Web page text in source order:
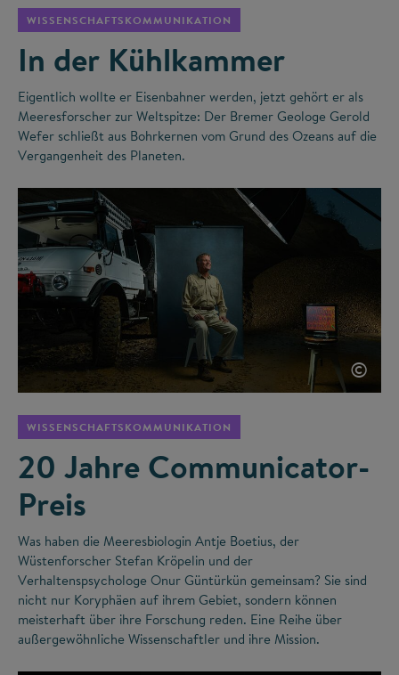
WISSENSCHAFTSKOMMUNIKATION
In der Kühlkammer
Eigentlich wollte er Eisenbahner werden, jetzt gehört er als
Meeresforscher zur Weltspitze: Der Bremer Geologe Gerold
Wefer schließt aus Bohrkernen vom Grund des Ozeans auf die
Vergangenheit des Planeten.
©
WISSENSCHAFTSKOMMUNIKATION
20 Jahre Communicator-
Preis
Was haben die Meeresbiologin Antje Boetius, der
Wüstenforscher Stefan Kröpelin und der
Verhaltenspsychologe Onur Güntürkün gemeinsam? Sie sind
nicht nur Koryphäen auf ihrem Gebiet, sondern können
meisterhaft über ihre Forschung reden. Eine Reihe über
außergewöhnliche Wissenschaftler und ihre Mission.